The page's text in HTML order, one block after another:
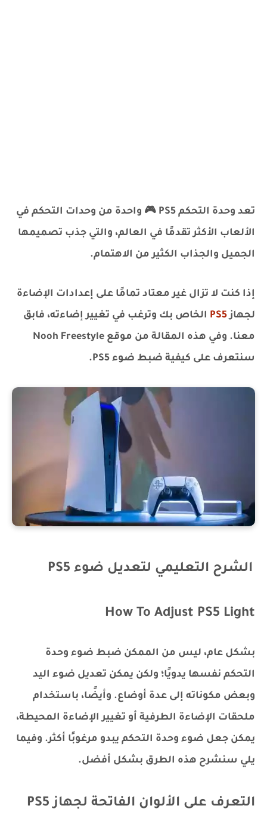
تعد وحدة التحكم PS5 🎮 واحدة من وحدات التحكم في
الألعاب الأكثر تقدمًا في العالم، والتي جذب تصميمها
الجميل والجذاب الكثير من الاهتمام.
إذا كنت لا تزال غير معتاد تمامًا على إعدادات الإضاءة
لجهازPS5 الخاص بك وترغب في تغيير إضاءته، فابق
معنا. وفي هذه المقالة من موقع Nooh Freestyle
سنتعرف على كيفية ضبط ضوء PS5.
الشرح التعليمي لتعديل ضوء PS5
How To Adjust PS5 Light
بشكل عام، ليس من الممكن ضبط ضوء وحدة
التحكم نفسها يدويًا؛ ولكن يمكن تعديل ضوء اليد
وبعض مكوناته إلى عدة أوضاع. وأيضًا، باستخدام
ملحقات الإضاءة الطرفية أو تغيير الإضاءة المحيطة،
يمكن جعل ضوء وحدة التحكم يبدو مرغوبًا أكثر. وفيما
يلي سنشرح هذه الطرق بشكل أفضل.
التعرف على الألوان الفاتحة لجهاز PS5